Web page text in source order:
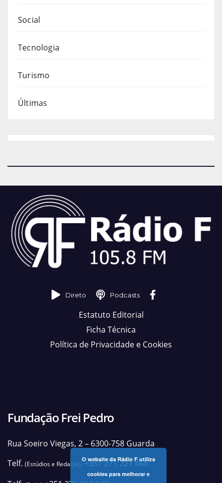
Social
Tecnologia
Turismo
Últimas
Direto Podcasts
Estatuto Editorial
Ficha Técnica
Política de Privacidade e Cookies
Fundação Frei Pedro
Rua Soeiro Viegas, 2 – 6300-758 Guarda
Telf. (Estúdios e Redação)+351 271 221 468
O website da Rádio F utiliza
cookies para melhorar e